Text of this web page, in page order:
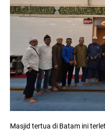
Masjid tertua di Batam ini